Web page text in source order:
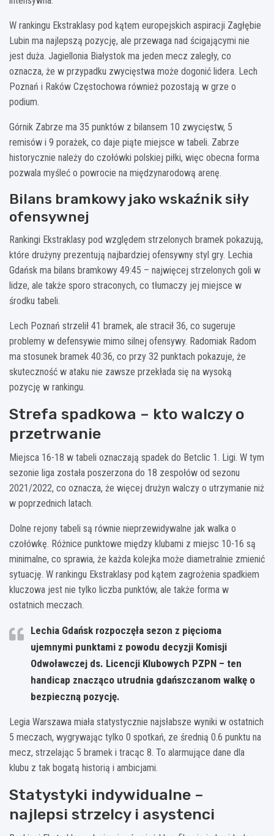
W rankingu Ekstraklasy pod kątem europejskich aspiracji Zagłębie
Lubin ma najlepszą pozycję, ale przewaga nad ścigającymi nie
jest duża. Jagiellonia Białystok ma jeden mecz zaległy, co
oznacza, że w przypadku zwycięstwa może dogonić lidera. Lech
Poznań i Raków Częstochowa również pozostają w grze o
podium.
Górnik Zabrze ma 35 punktów z bilansem 10 zwycięstw, 5
remisów i 9 porażek, co daje piąte miejsce w tabeli. Zabrze
historycznie należy do czołówki polskiej piłki, więc obecna forma
pozwala myśleć o powrocie na międzynarodową arenę.
Bilans bramkowy jako wskaźnik siły
ofensywnej
Rankingi Ekstraklasy pod względem strzelonych bramek pokazują,
które drużyny prezentują najbardziej ofensywny styl gry. Lechia
Gdańsk ma bilans bramkowy 49:45 – najwięcej strzelonych goli w
lidze, ale także sporo straconych, co tłumaczy jej miejsce w
środku tabeli.
Lech Poznań strzelił 41 bramek, ale stracił 36, co sugeruje
problemy w defensywie mimo silnej ofensywy. Radomiak Radom
ma stosunek bramek 40:36, co przy 32 punktach pokazuje, że
skuteczność w ataku nie zawsze przekłada się na wysoką
pozycję w rankingu.
Strefa spadkowa – kto walczy o
przetrwanie
Miejsca 16-18 w tabeli oznaczają spadek do Betclic 1. Ligi. W tym
sezonie liga została poszerzona do 18 zespołów od sezonu
2021/2022, co oznacza, że więcej drużyn walczy o utrzymanie niż
w poprzednich latach.
Dolne rejony tabeli są równie nieprzewidywalne jak walka o
czołówkę. Różnice punktowe między klubami z miejsc 10-16 są
minimalne, co sprawia, że każda kolejka może diametralnie zmienić
sytuację. W rankingu Ekstraklasy pod kątem zagrożenia spadkiem
kluczowa jest nie tylko liczba punktów, ale także forma w
ostatnich meczach.
Lechia Gdańsk rozpoczęła sezon z pięcioma
ujemnymi punktami z powodu decyzji Komisji
Odwoławczej ds. Licencji Klubowych PZPN – ten
handicap znacząco utrudnia gdańszczanom walkę o
bezpieczną pozycję.
Legia Warszawa miała statystycznie najsłabsze wyniki w ostatnich
5 meczach, wygrywając tylko 0 spotkań, ze średnią 0.6 punktu na
mecz, strzelając 5 bramek i tracąc 8. To alarmujące dane dla
klubu z tak bogatą historią i ambicjami.
Statystyki indywidualne –
najlepsi strzelcy i asystenci